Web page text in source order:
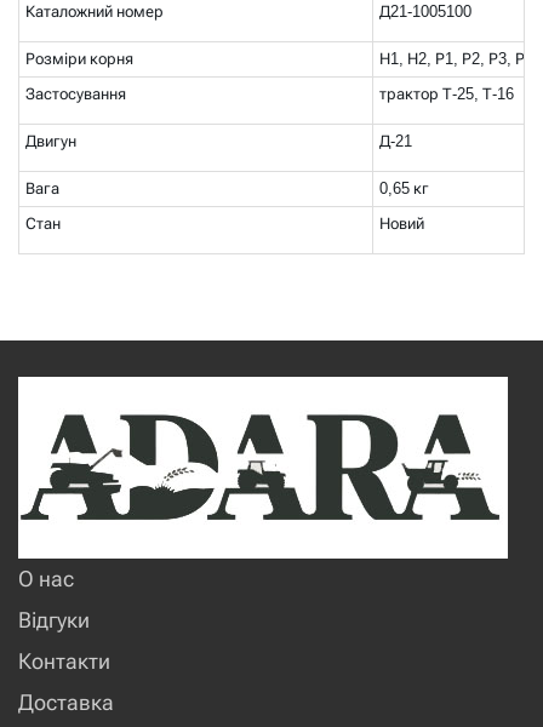
Каталожний номер
Д21-1005100
Розміри корня
Н1, Н2, Р1, Р2, Р3, Р4
Застосування
трактор Т-25, Т-16
Двигун Д-21
Вага
0,65 кг
Стан
Новий
О нас
Відгуки
Контакти
Доставка